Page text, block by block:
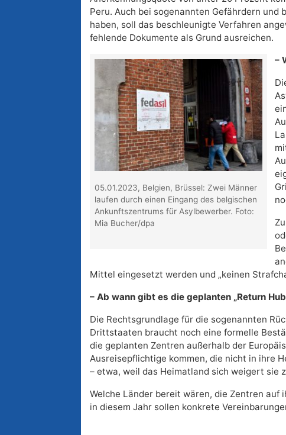
Peru. Auch bei sogenannten Gefährdern
haben, soll das beschleunigte Verfahren
fehlende Dokumente als Grund ausreichen.
05.01.2023, Belgien, Brüssel: Zwei Männer
laufen durch einen Eingang des belgischen
Ankunftszentrums für Asylbewerber. Foto:
Mia Bucher/dpa
–
Mittel eingesetzt werden und „keinen
– Ab wann gibt es die geplanten „Return
Die Rechtsgrundlage für die sogenannten
Drittstaaten braucht noch eine formelle
die geplanten Zentren außerhalb der
Ausreisepflichtige kommen, die nicht in ihre
– etwa, weil das Heimatland sich weigert sie
Welche Länder bereit wären, die Zentren
in diesem Jahr sollen konkrete